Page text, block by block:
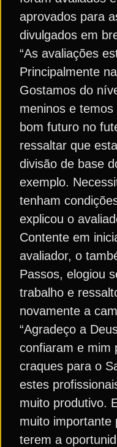
aprovados para
divulgados em
“As avaliações
Principalmente
Gostamos do
meninos e
bom futuro no
ressaltar que
divisão de base
exemplo.
tenham
explicou o
Contente em
avaliador, o
Passos, elogiou
trabalho e
novamente a
“Agradeço a
confiaram e mim
craques para o
estes
muito produtivo.
muito importante
terem a